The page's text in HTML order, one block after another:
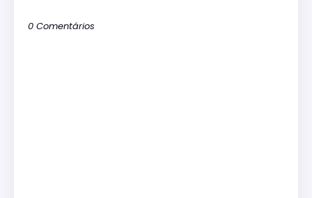
0 Comentários